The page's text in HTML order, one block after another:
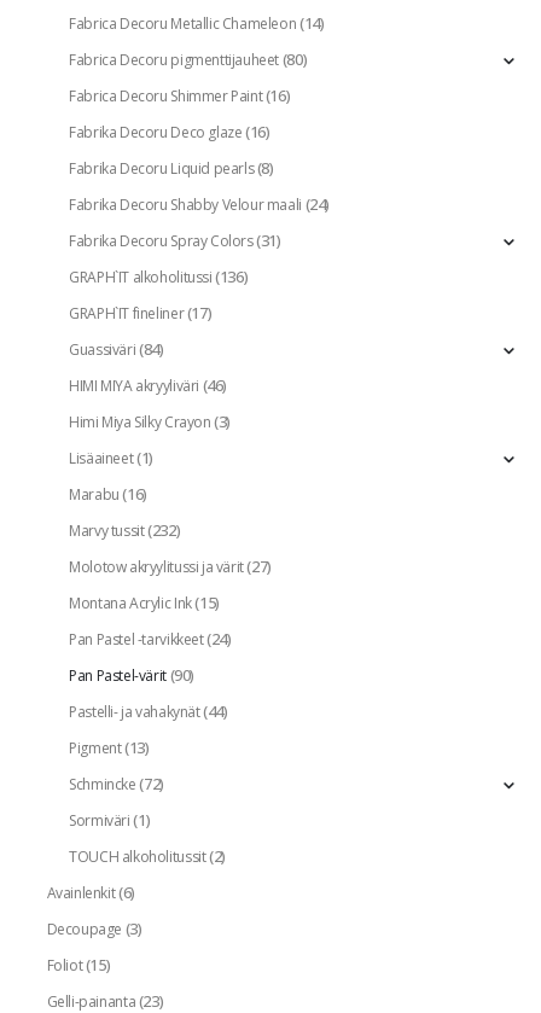
Fabrica Decoru Metallic Chameleon(14)
Fabrica Decoru pigmenttijauheet(80)
Fabrica Decoru Shimmer Paint(16)
Fabrika Decoru Deco glaze(16)
Fabrika Decoru Liquid pearls(8)
Fabrika Decoru Shabby Velour maali (24)
Fabrika Decoru Spray Colors(31)
GRAPH`IT alkoholitussi(136)
GRAPH`IT fineliner(17)
Guassiväri(84)
HIMI MIYA akryyliväri (46)
Himi Miya Silky Crayon(3)
Lisäaineet(1)
Marabu (16)
Marvy tussit(232)
Molotow akryylitussi ja värit(27)
Montana Acrylic Ink(15)
Pan Pastel -tarvikkeet(24)
Pan Pastel-värit(90)
Pastelli- ja vahakynät(44)
Pigment(13)
Schmincke(72)
Sormiväri(1)
TOUCH alkoholitussit(2)
Avainlenkit(6)
Decoupage (3)
Foliot(15)
Gelli-painanta(23)